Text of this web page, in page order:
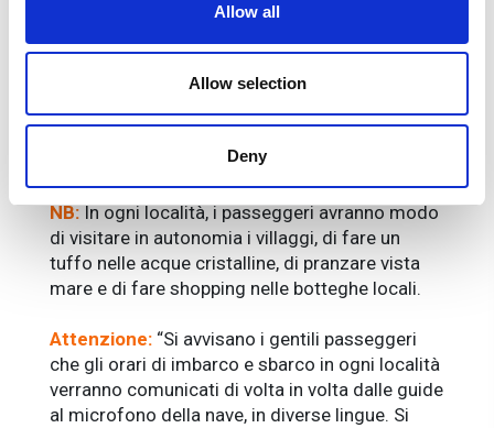
Allow all
Allow selection
Deny
borgo è infatti costruita su un piccolo
imponente sistema di fortificazione. Dopo aver
terminato la visita guidata tempo libero e
rientro a La Spezia.
: costume da bagno,
asciugamano e macchina fotografica.
NB:In ogni località, i passeggeri avranno modo
di visitare in autonomia i villaggi, di fare un
tuffo nelle acque cristalline, di pranzare vista
mare e di fare shopping nelle botteghe locali.
Attenzione: “Si avvisano i gentili passeggeri
che gli orari di imbarco e sbarco in ogni località
verranno comunicati di volta in volta dalle guide
al microfono della nave, in diverse lingue. Si